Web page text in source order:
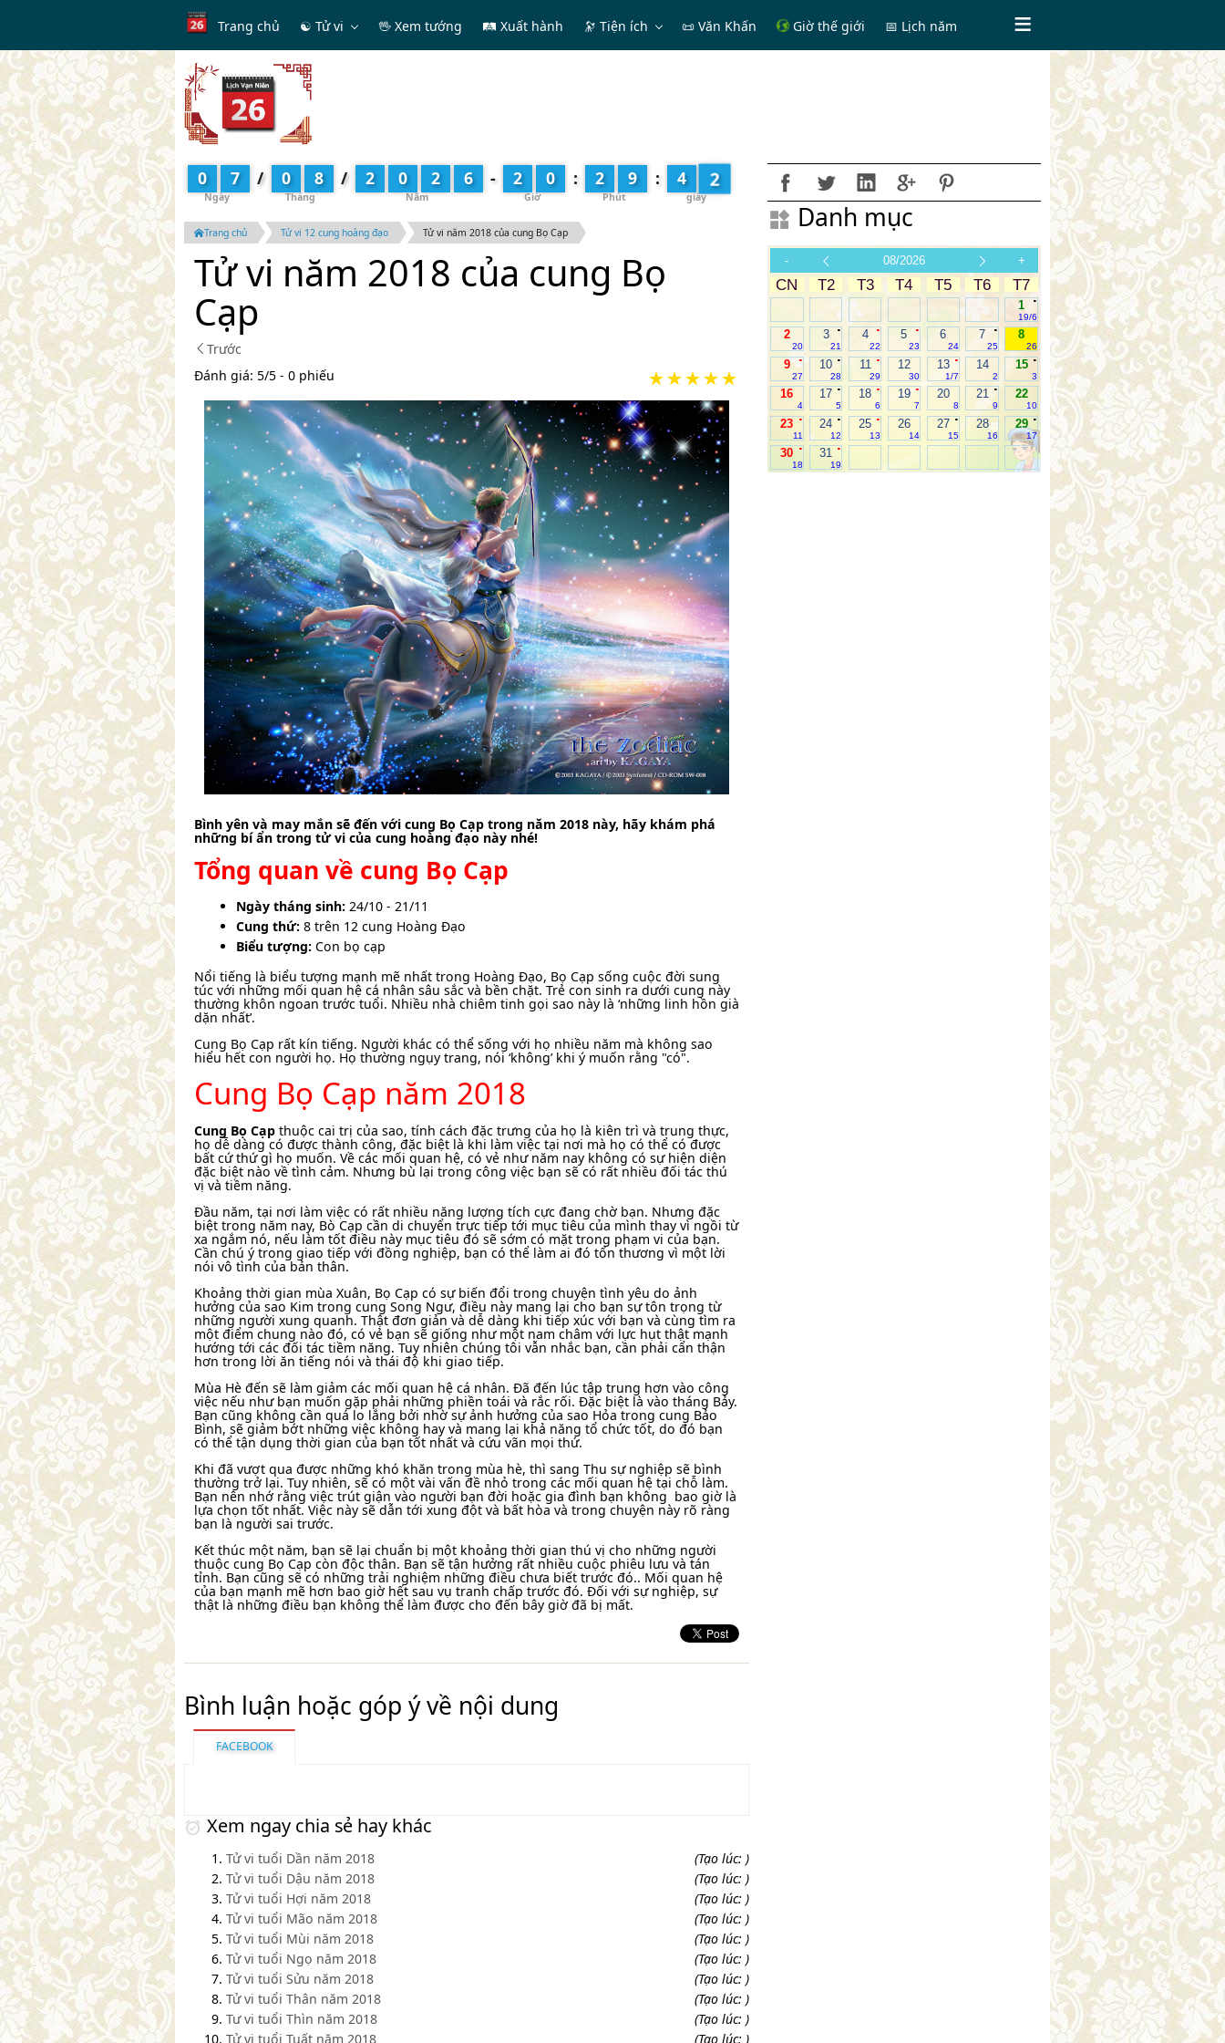
Trang chủ ☯ Tử vi 🖖 Xem tướng 🛤 Xuất hành 🔭 Tiện ích 📜 Văn Khấn Giờ thế giới 📅 Lịch năm
0 7 / 0 8 / 2 0 2 6 - 2 0 : 2 9 : 4 4
Trang chủ Tử vi 12 cung hoàng đạo Tử vi năm 2018 của cung Bọ Cạp
Tử vi năm 2018 của cung Bọ
Cạp
Trước
Đánh giá: 5/5 - 0 phiếu
Bình yên và may mắn sẽ đến với cung Bọ Cạp trong năm 2018 này, hãy khám phá
những bí ẩn trong tử vi của cung hoàng đạo này nhé!
Tổng quan về cung Bọ Cạp
Ngày tháng sinh:24/10 - 21/11
Cung thứ:8 trên 12 cung Hoàng Đạo
Biểu tượng:Con bọ cạp
Nổi tiếng là biểu tượng mạnh mẽ nhất trong Hoàng Đạo, Bọ Cạp sống cuộc đời sung
túc với những mối quan hệ cá nhân sâu sắc và bền chặt. Trẻ con sinh ra dưới cung này
thường khôn ngoan trước tuổi. Nhiều nhà chiêm tinh gọi sao này là ‘những linh hồn già
dặn nhất’.
Cung Bọ Cạp rất kín tiếng. Người khác có thể sống với họ nhiều năm mà không sao
hiểu hết con người họ. Họ thường ngụy trang, nói ‘không’ khi ý muốn rằng "có".
Cung Bọ Cạp năm 2018
Cung Bọ Cạp thuộc cai trị của sao, tính cách đặc trưng của họ là kiên trì và trung thực,
họ dễ dàng có được thành công, đặc biệt là khi làm việc tại nơi mà họ có thể có được
bất cứ thứ gì họ muốn. Về các mối quan hệ, có vẻ như năm nay không có sự hiện diện
đặc biệt nào về tình cảm. Nhưng bù lại trong công việc bạn sẽ có rất nhiều đối tác thú
vị và tiềm năng.
Đầu năm, tại nơi làm việc có rất nhiều năng lượng tích cực đang chờ bạn. Nhưng đặc
biệt trong năm nay, Bò Cạp cần di chuyển trực tiếp tới mục tiêu của mình thay vì ngồi từ
xa ngắm nó, nếu làm tốt điều này mục tiêu đó sẽ sớm có mặt trong phạm vi của bạn.
Cần chú ý trong giao tiếp với đồng nghiệp, bạn có thể làm ai đó tổn thương vì một lời
nói vô tình của bản thân.
Khoảng thời gian mùa Xuân, Bọ Cạp có sự biến đổi trong chuyện tình yêu do ảnh
hưởng của sao Kim trong cung Song Ngư, điều này mang lại cho bạn sự tôn trọng từ
những người xung quanh. Thật đơn giản và dễ dàng khi tiếp xúc với bạn và cùng tìm ra
một điểm chung nào đó, có vẻ bạn sẽ giống như một nam châm với lực hụt thật mạnh
hướng tới các đối tác tiềm năng. Tuy nhiên chúng tôi vẫn nhắc bạn, cần phải cẩn thận
hơn trong lời ăn tiếng nói và thái độ khi giao tiếp.
Mùa Hè đến sẽ làm giảm các mối quan hệ cá nhân. Đã đến lúc tập trung hơn vào công
việc nếu như bạn muốn gặp phải những phiền toái và rắc rối. Đặc biệt là vào tháng Bảy.
Bạn cũng không cần quá lo lắng bởi nhờ sự ảnh hưởng của sao Hỏa trong cung Bảo
Bình, sẽ giảm bớt những việc không hay và mang lại khả năng tổ chức tốt, do đó bạn
có thể tận dụng thời gian của bạn tốt nhất và cứu vãn mọi thứ.
Khi đã vượt qua được những khó khăn trong mùa hè, thì sang Thu sự nghiệp sẽ bình
thường trở lại. Tuy nhiên, sẽ có một vài vấn đề nhỏ trong các mối quan hệ tại chỗ làm.
Bạn nên nhớ rằng việc trút giận vào người bạn đời hoặc gia đình bạn không bao giờ là
lựa chọn tốt nhất. Việc này sẽ dẫn tới xung đột và bất hòa và trong chuyện này rõ ràng
bạn là người sai trước.
Kết thúc một năm, bạn sẽ lại chuẩn bị một khoảng thời gian thú vị cho những người
thuộc cung Bọ Cạp còn độc thân. Bạn sẽ tận hưởng rất nhiều cuộc phiêu lưu và tán
tỉnh. Bạn cũng sẽ có những trải nghiệm những điều chưa biết trước đó.. Mối quan hệ
của bạn mạnh mẽ hơn bao giờ hết sau vụ tranh chấp trước đó. Đối với sự nghiệp, sự
thật là những điều bạn không thể làm được cho đến bây giờ đã bị mất.
Bình luận hoặc góp ý về nội dung
FACEBOOK
Xem ngay chia sẻ hay khác
Tử vi tuổi Dần năm 2018
(Tạo lúc: )
Tử vi tuổi Dậu năm 2018
(Tạo lúc: )
Tử vi tuổi Hợi năm 2018
(Tạo lúc: )
Tử vi tuổi Mão năm 2018
(Tạo lúc: )
Tử vi tuổi Mùi năm 2018
(Tạo lúc: )
Tử vi tuổi Ngọ năm 2018
(Tạo lúc: )
Tử vi tuổi Sửu năm 2018
(Tạo lúc: )
Tử vi tuổi Thân năm 2018
(Tạo lúc: )
Tư vi tuổi Thìn năm 2018
(Tạo lúc: )
Tử vi tuổi Tuất năm 2018
(Tạo lúc: )
Danh mục
- 08/2026 +
CN T2 T3 T4 T5 T6 T7
.
1
19/6
2
20
.
3
21
.
4
22
.
5
23
6
24
.
7
25
8
26
.
9
27
.
10
28
.
11
29
12
30
.
13
1/7
14
2
.
15
3
16
4
.
17
5
.
18
6
.
19
7
20
8
.
21
9
22
10
.
23
11
.
24
12
.
25
13
26
14
.
27
15
28
16
.
29
17
.
30
18
.
31
19